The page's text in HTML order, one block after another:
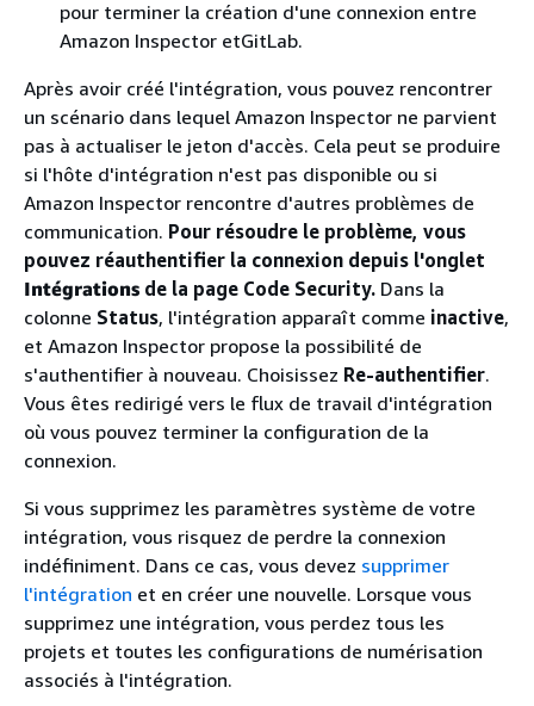
pour terminer la création d'une connexion entre
Amazon Inspector etGitLab.
Après avoir créé l'intégration, vous pouvez rencontrer
un scénario dans lequel Amazon Inspector ne parvient
pas à actualiser le jeton d'accès. Cela peut se produire
si l'hôte d'intégration n'est pas disponible ou si
Amazon Inspector rencontre d'autres problèmes de
communication. Pour résoudre le problème, vous
pouvez réauthentifier la connexion depuis l'onglet
Intégrations de la page Code Security. Dans la
colonne Status, l'intégration apparaît comme inactive,
et Amazon Inspector propose la possibilité de
s'authentifier à nouveau. Choisissez Re-authentifier.
Vous êtes redirigé vers le flux de travail d'intégration
où vous pouvez terminer la configuration de la
connexion.
Si vous supprimez les paramètres système de votre
intégration, vous risquez de perdre la connexion
indéfiniment. Dans ce cas, vous devez supprimer
l'intégration et en créer une nouvelle. Lorsque vous
supprimez une intégration, vous perdez tous les
projets et toutes les configurations de numérisation
associés à l'intégration.